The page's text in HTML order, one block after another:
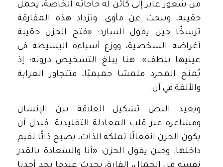
من شعور عابر إلى كائن له حاجاته الخاصة، يحمل
حقيبة، ويبحث عن مأوى. وتزداد هذه المفارقة
ترسخًا حين يقول السارد: «فتح الحزن حقيبة
أغراضه الشخصية، ووزع أشياءه البسيطة في
عينيها بلطف». هنا يبلغ التشخيص ذروته؛ إذ
يُمنح المجرد ملمسًا حميميًا، فتتجاور الغرابة
والألفة في آن.
ويعيد النص تشكيل العلاقة بين الإنسان
ومشاعره عبر قلب المعادلة التقليدية. فبدل أن
يكون الحزن انفعالًا تملكه الذات، يصبح ذاتًا تقيم
داخلها. وحين يقول الحزن: «أنا والسعادة بالقدر